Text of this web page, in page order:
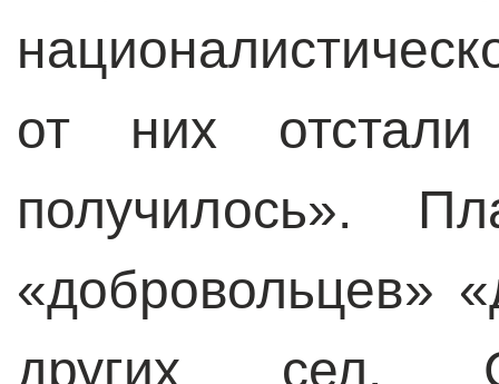
от них
получилось».
«добровольцев»
других сел.